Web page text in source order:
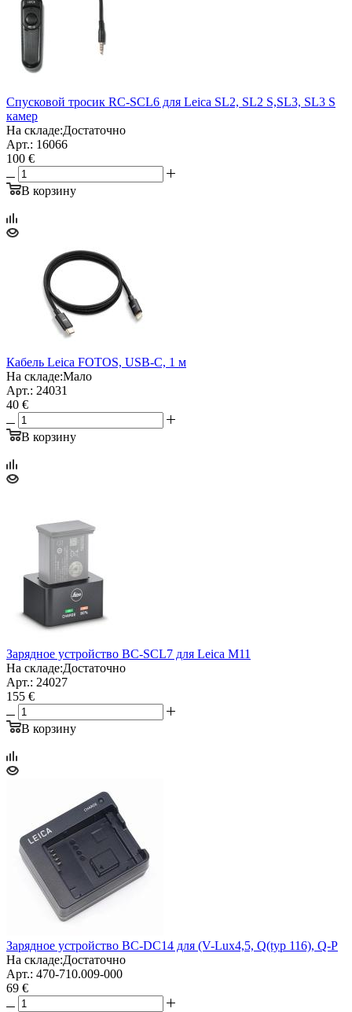
Спусковой тросик RC-SCL6 для Leica SL2, SL2 S,SL3, SL3 S
камер
На складе:Достаточно
Арт.: 16066
100 €
В корзину
Кабель Leica FOTOS, USB-C, 1 м
На складе:Мало
Арт.: 24031
40 €
В корзину
Зарядное устройство BC-SCL7 для Leica M11
На складе:Достаточно
Арт.: 24027
155 €
В корзину
Зарядное устройство BC-DC14 для (V-Lux4,5, Q(typ 116), Q-P
На складе:Достаточно
Арт.: 470-710.009-000
69 €